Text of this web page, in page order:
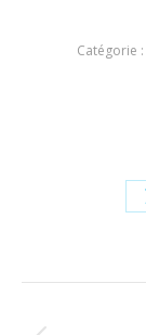
Catégorie :